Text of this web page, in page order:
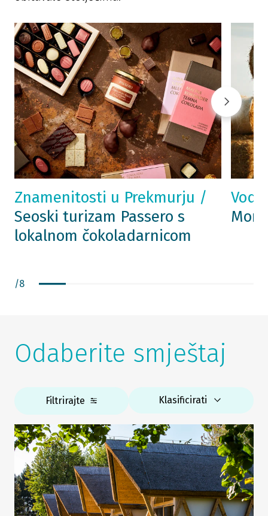
Znamenitosti u Prekmurju /
Seoski turizam Passero s
lokalnom čokoladarnicom
/8
Odaberite smještaj
Filtrirajte Klasificirati